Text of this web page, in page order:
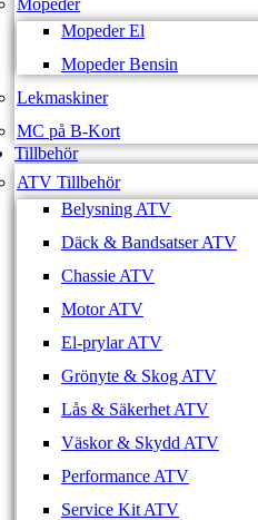
Mopeder El
Mopeder Bensin
Lekmaskiner
MC på B-Kort
Tillbehör
ATV Tillbehör
Belysning ATV
Däck & Bandsatser ATV
Chassie ATV
Motor ATV
El-prylar ATV
Grönyte & Skog ATV
Lås & Säkerhet ATV
Väskor & Skydd ATV
Performance ATV
Service Kit ATV